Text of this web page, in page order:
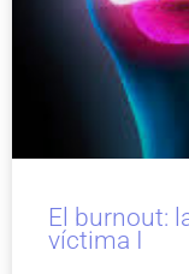
El burnout:
víctima I